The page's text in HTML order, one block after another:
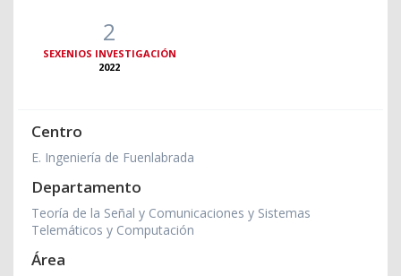
2
SEXENIOS INVESTIGACIÓN
2022
Centro
E. Ingeniería de Fuenlabrada
Departamento
Teoría de la Señal y Comunicaciones y Sistemas
Telemáticos y Computación
Área